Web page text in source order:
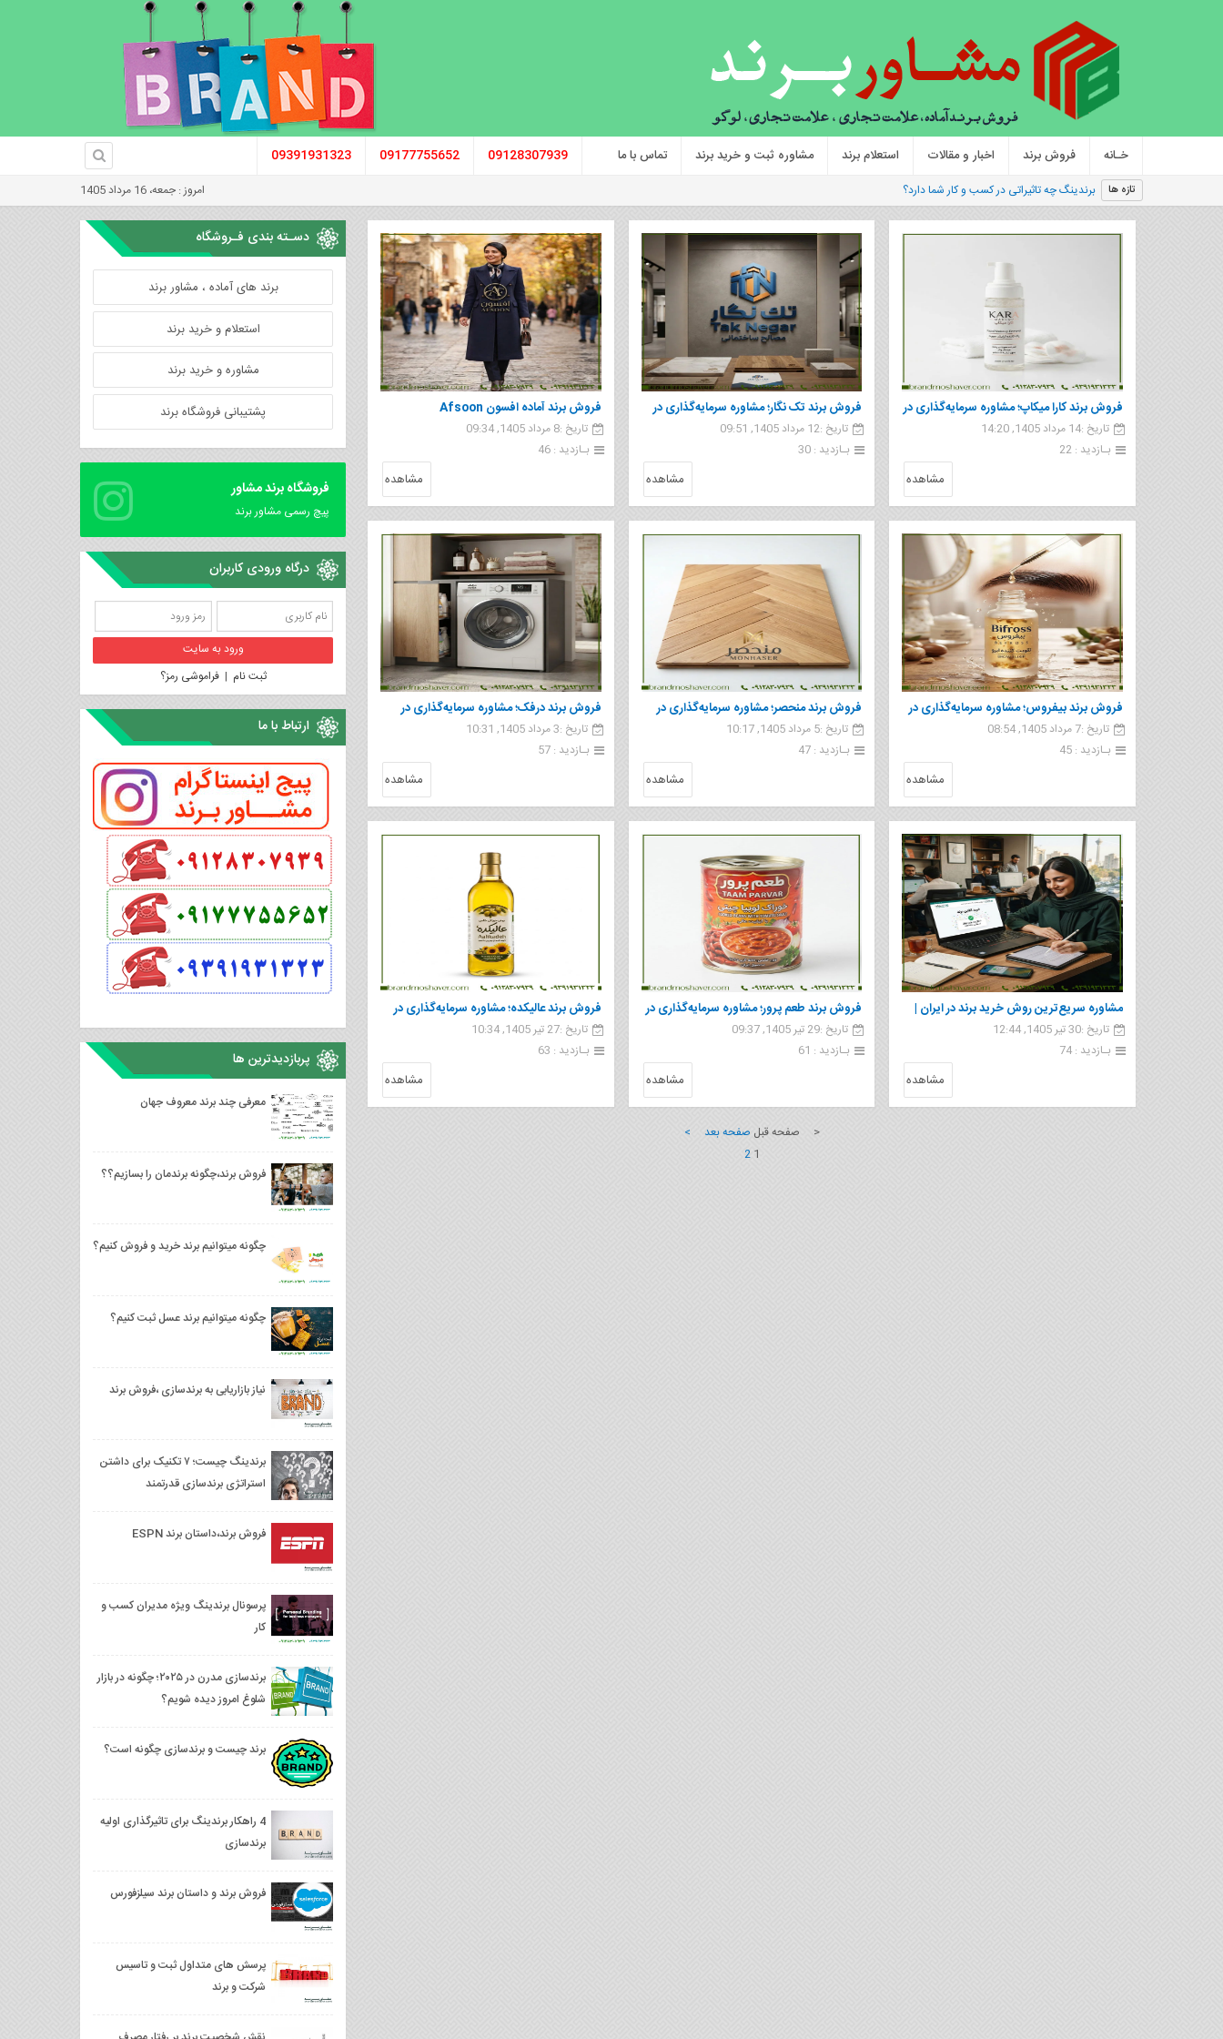
خـانه فروش برند اخبار و مقالات استعلام برند مشاوره ثبت و خرید برند تماس با ما 09128307939
09177755652
09391931323
تازه ها | امروز : جمعه، 16 مرداد 1405
فروش برند کارا ميكاپ؛ مشاوره سرمایه‌گذاری در
صنعت آرایشی و بهداشتی
تاریخ :14 مرداد 1405, 14:20
بـازدید : 22
مشاهده
فروش برند تک نگار؛ مشاوره سرمایه‌گذاری در
صنعت ساختمان
تاریخ :12 مرداد 1405, 09:51
بـازدید : 30
مشاهده
فروش برند آماده افسون Afsoon
تاریخ :8 مرداد 1405, 09:34
بـازدید : 46
مشاهده
فروش برند بيفروس؛ مشاوره سرمایه‌گذاری در
صنعت آرایشی و بهداشتی
تاریخ :7 مرداد 1405, 08:54
بـازدید : 45
مشاهده
فروش برند منحصر؛ مشاوره سرمایه‌گذاری در
صنعت ساختمان
تاریخ :5 مرداد 1405, 10:17
بـازدید : 47
مشاهده
فروش برند درفک؛ مشاوره سرمایه‌گذاری در
لوازم خانگی و الکترونیک
تاریخ :3 مرداد 1405, 10:31
بـازدید : 57
مشاهده
مشاوره سریع‌ترین روش خرید برند در ایران |
مشاور برند
تاریخ :30 تیر 1405, 12:44
بـازدید : 74
مشاهده
فروش برند طعم پرور؛ مشاوره سرمایه‌گذاری در
صنعت کنسرو
تاریخ :29 تیر 1405, 09:37
بـازدید : 61
مشاهده
فروش برند عالیکده؛ مشاوره سرمایه‌گذاری در
صنعت کنسرو و فست‌فود
تاریخ :27 تیر 1405, 10:34
بـازدید : 63
مشاهده
< صفحه قبل صفحه بعد >
1
2
دسـته بندی فـروشگاه
برند های آماده ، مشاور برند
استعلام و خرید برند
مشاوره و خرید برند
پشتیبانی فروشگاه برند
فروشگاه برند مشاور
پیچ رسمی مشاور برند
درگاه ورودی کاربران
ثبت نام |فراموشی رمز؟
ارتباط با ما
پربازدیدترین ها
معرفی چند برند معروف جهان
فروش برند،چگونه برندمان را بسازیم؟؟
چگونه میتوانیم برند خرید و فروش کنیم؟
چگونه میتوانیم برند عسل ثبت کنیم؟
نیاز بازاریابی به برندسازی ،فروش برند
برندینگ چیست؛ ۷ تکنیک برای داشتن
استراتژی برندسازی قدرتمند
فروش برند،داستان برند ESPN
پرسونال برندینگ ویژه مدیران کسب و
کار
برندسازی مدرن در ۲۰۲۵؛ چگونه در بازار
شلوغ امروز دیده شویم؟
برند چیست و برندسازی چگونه است؟
4 راهکار برندینگ برای تاثیرگذاری اولیه
برندسازی
فروش برند و داستان برند سیلزفورس
پرسش های متداول ثبت و تاسیس
شرکت و برند